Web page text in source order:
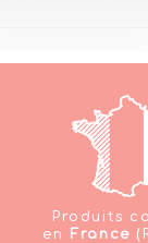
Produits
en
France